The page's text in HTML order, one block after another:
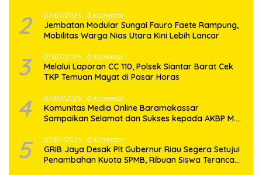
2 07/07/2026 0 Komentar
Jembatan Modular Sungai Fauro Faete Rampung,
Mobilitas Warga Nias Utara Kini Lebih Lancar
3 07/07/2026 0 Komentar
Melalui Laporan CC 110, Polsek Siantar Barat Cek
TKP Temuan Mayat di Pasar Horas
4 07/07/2026 0 Komentar
Komunitas Media Online Baramakassar
Sampaikan Selamat dan Sukses kepada AKBP M.
5 07/07/2026 0 Komentar
GRIB Jaya Desak Plt Gubernur Riau Segera Setujui
Penambahan Kuota SPMB, Ribuan Siswa Terancam